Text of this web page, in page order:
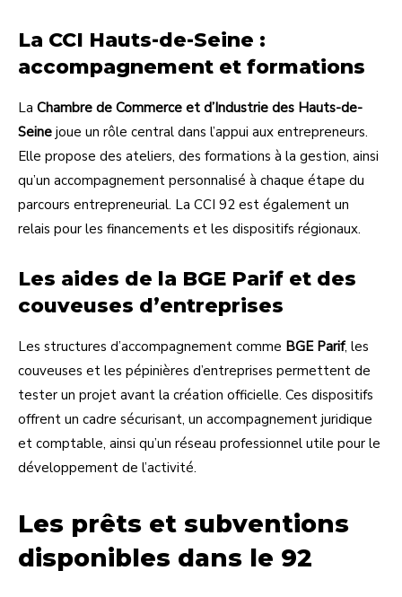
La CCI Hauts-de-Seine :
accompagnement et formations
La Chambre de Commerce et d’Industrie des Hauts-de-
Seine joue un rôle central dans l’appui aux entrepreneurs.
Elle propose des ateliers, des formations à la gestion, ainsi
qu’un accompagnement personnalisé à chaque étape du
parcours entrepreneurial. La CCI 92 est également un
relais pour les financements et les dispositifs régionaux.
Les aides de la BGE Parif et des
couveuses d’entreprises
Les structures d’accompagnement comme BGE Parif, les
couveuses et les pépinières d’entreprises permettent de
tester un projet avant la création officielle. Ces dispositifs
offrent un cadre sécurisant, un accompagnement juridique
et comptable, ainsi qu’un réseau professionnel utile pour le
développement de l’activité.
Les prêts et subventions
disponibles dans le 92